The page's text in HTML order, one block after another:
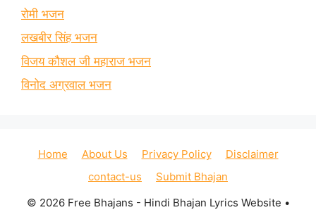
रोमी भजन
लखबीर सिंह भजन
विजय कौशल जी महाराज भजन
विनोद अग्रवाल भजन
Home About Us Privacy Policy
Disclaimer
contact-us
Submit Bhajan
© 2026 Free Bhajans - Hindi Bhajan Lyrics Website •